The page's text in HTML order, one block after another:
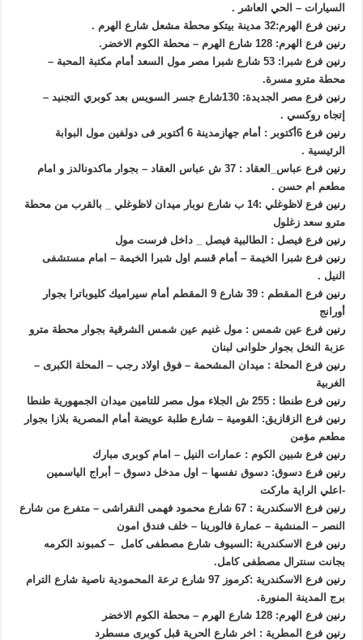
السيارات – الحي العاشر .
رنينفرع الهرم:32 مدينة بيتكو محطة مشعل شارع الهرم .
رنينفرع الهرم: 128 شارع الهرم – محطة الكوم الاخضر.
رنين
فرع شبرا: 53 شارع شبرا مصر مول السعد أمام مكتبة المحبة –
محطة مترو مسرة.
رنين
فرع مصر الجديدة: 130شارع جسر السويس بعد كوبري التجنيد –
إتجاه روكسي .
رنين
فرع 6أكتوبر : أمام جهازمدينة 6 أكتوبر فى دولفين مول البوابة
الرئيسية .
رنين
فرع عباس_العقاد : 37 ش عباس العقاد – بجوار ماكدونالدز و امام
مطعم ام حسن .
رنين
فرع لاظوغلي :14 ب شارع نوبار ميدان لاظوغلي _ بالقرب من محطة
مترو سعد زغلول
رنينفرع فيصل : الطالبية فيصل _ داخل فرست مول
رنينفرع شبرا الخيمة – أمام قسم اول شبرا الخيمة – امام مستشفى
النيل .
رنين
فرع المقطم : 39 شارع 9 المقطم أمام سيراميك كليوباترا بجوار
أورانج
رنينفرع عين شمس : مول غنيم عين شمس الشرقية بجوار محطة مترو
عزبة النخل بجوار حلوانى لبنان
رنينفرع المحلة : ميدان المشحمة – فوق اولاد رجب – المحلة الكبرى –
الغربية
رنينفرع طنطا : 255 ش الجلاء مول مصر للتامين ميدان الجمهورية طنطا
رنينفرع الزقازيق: القومية – شارع طلبة عويضة أمام المصرية بلازا بجوار
مطعم مؤمن
رنينفرع شبين الكوم : عمارات النيل – امام كوبرى مبارك
رنينفرع دسوق: دسوق نفسها – اول مدخل دسوق – أبراج الياسمين
-اعلي الراية ماركت
رنين
فرع الاسكندرية : 67 شارع محمود فهمى النقراشى – متفرع من شارع
النصر – المنشية – عمارة فالورينا – خلف فندق امون
رنينفرع الاسكندرية :السيوف شارع مصطفى كامل – كمبوند الكرمه
بجانت سنترال مصطفى كامل.
رنين
فرع الاسكندرية :كرموز 97 شارع ترعة المحمودية ناصية شارع الترام
برج المدينة المنورة.
رنينفرع الهرم: 128 شارع الهرم – محطة الكوم الاخضر
رنينفرع المطرية : اخر شارع الحرية قبل كوبرى مسطرد